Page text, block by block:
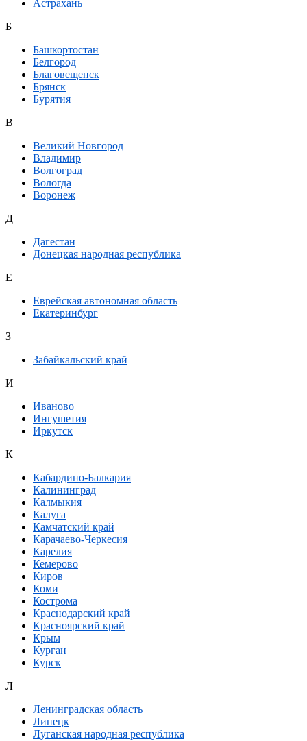
Астрахань
Б
Башкортостан
Белгород
Благовещенск
Брянск
Бурятия
В
Великий Новгород
Владимир
Волгоград
Вологда
Воронеж
Д
Дагестан
Донецкая народная республика
Е
Еврейская автономная область
Екатеринбург
З
Забайкальский край
И
Иваново
Ингушетия
Иркутск
К
Кабардино-Балкария
Калининград
Калмыкия
Калуга
Камчатский край
Карачаево-Черкесия
Карелия
Кемерово
Киров
Коми
Кострома
Краснодарский край
Красноярский край
Крым
Курган
Курск
Л
Ленинградская область
Липецк
Луганская народная республика